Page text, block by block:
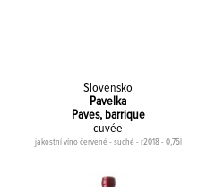
Slovensko
Pavelka
Paves, barrique
cuvée
jakostní víno červené - suché - r2018 - 0,75l